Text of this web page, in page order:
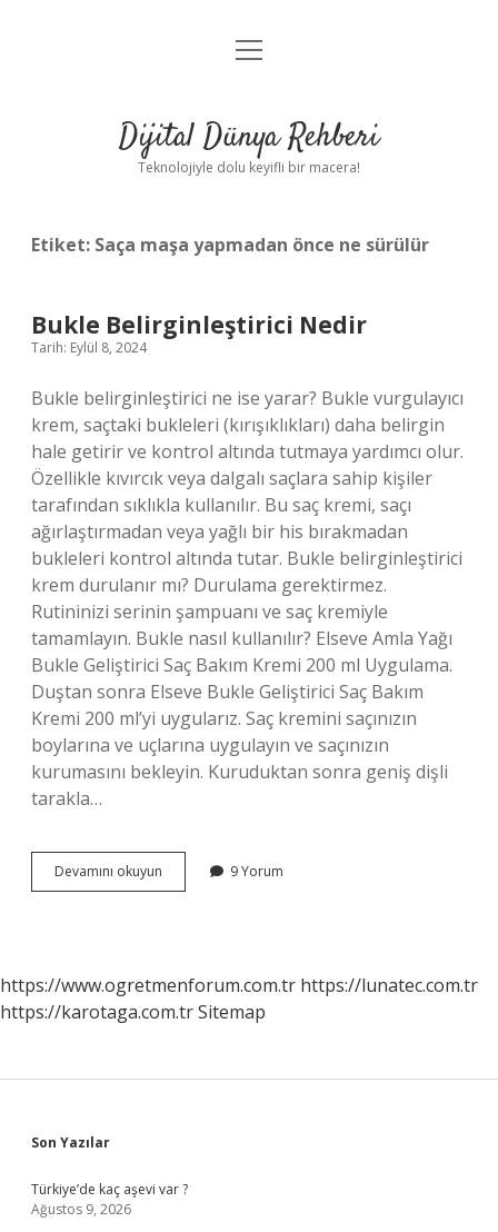
Anasayfa
Yasal Uyarı
menüyü
Dijital Dünya Rehberi
Teknolojiyle dolu keyifli bir macera!
Etiket: Saça maşa yapmadan önce ne sürülür
Bukle Belirginleştirici Nedir
Tarih: Eylül 8, 2024
Bukle belirginleştirici ne ise yarar? Bukle vurgulayıcı
krem, saçtaki bukleleri (kırışıklıkları) daha belirgin
hale getirir ve kontrol altında tutmaya yardımcı olur.
Özellikle kıvırcık veya dalgalı saçlara sahip kişiler
tarafından sıklıkla kullanılır. Bu saç kremi, saçı
ağırlaştırmadan veya yağlı bir his bırakmadan
bukleleri kontrol altında tutar. Bukle belirginleştirici
krem durulanır mı? Durulama gerektirmez.
Rutininizi serinin şampuanı ve saç kremiyle
tamamlayın. Bukle nasıl kullanılır? Elseve Amla Yağı
Bukle Geliştirici Saç Bakım Kremi 200 ml Uygulama.
Duştan sonra Elseve Bukle Geliştirici Saç Bakım
Kremi 200 ml’yi uygularız. Saç kremini saçınızın
boylarına ve uçlarına uygulayın ve saçınızın
kurumasını bekleyin. Kuruduktan sonra geniş dişli
tarakla…
Devamını okuyun
Belirginleştirici
9 Yorum
https://www.ogretmenforum.com.tr https://lunatec.com.tr
https://karotaga.com.trSitemap
Sidebar
Son Yazılar
Türkiye’de kaç aşevi var ?
Ağustos 9, 2026